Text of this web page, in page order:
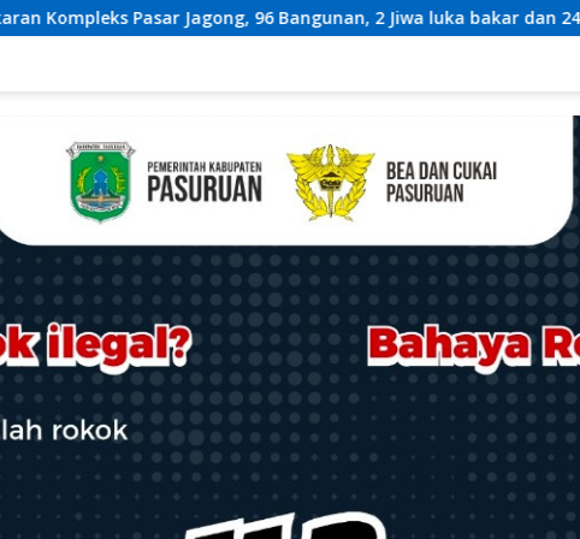
96 Bangunan, 2 Jiwa luka bakar dan 243 Jiwa Terdampak*